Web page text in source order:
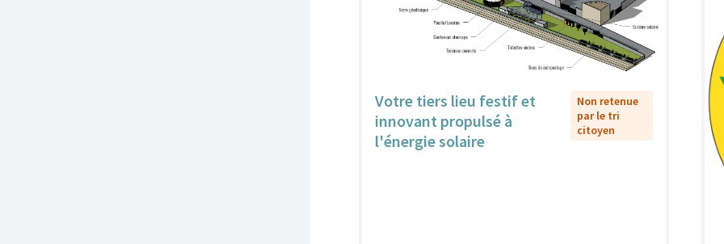
Votre tiers lieu festif et
innovant propulsé à
l'énergie solaire
Non retenue
par le tri
citoyen